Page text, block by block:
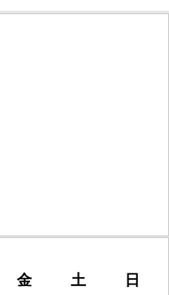
金 土
日